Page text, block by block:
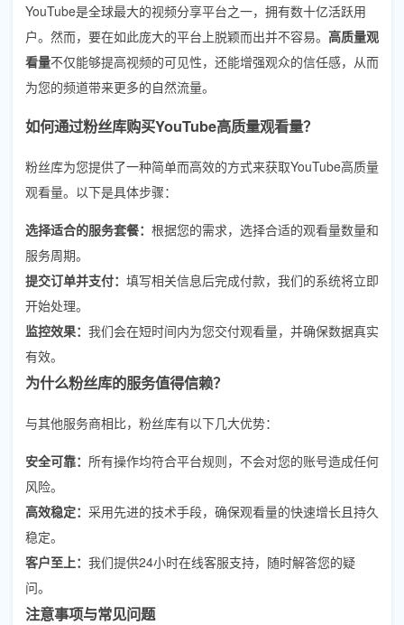
YouTube是全球最大的视频分享平台之一，拥有数十亿活跃用
户。然而，要在如此庞大的平台上脱颖而出并不容易。 高质量观
看量不仅能够提高视频的可见性，还能增强观众的信任感，从而
为您的频道带来更多的自然流量。
如何通过粉丝库购买YouTube高质量观看量？
粉丝库为您提供了一种简单而高效的方式来获取YouTube高质量
观看量。以下是具体步骤：
选择适合的服务套餐： 根据您的需求，选择合适的观看量数量和
服务周期。
提交订单并支付： 填写相关信息后完成付款，我们的系统将立即
开始处理。
监控效果： 我们会在短时间内为您交付观看量，并确保数据真实
有效。
为什么粉丝库的服务值得信赖？
与其他服务商相比，粉丝库有以下几大优势：
安全可靠： 所有操作均符合平台规则，不会对您的账号造成任何
风险。
高效稳定： 采用先进的技术手段，确保观看量的快速增长且持久
稳定。
客户至上： 我们提供24小时在线客服支持，随时解答您的疑
问。
注意事项与常见问题